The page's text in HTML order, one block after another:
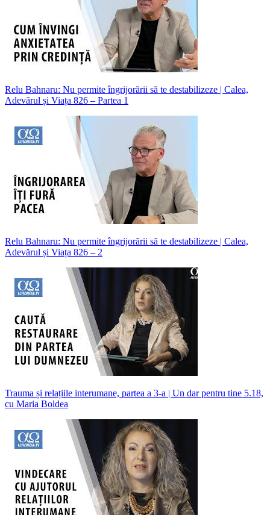
Relu Bahnaru: Nu permite îngrijorării să te destabilizeze | Calea,
Adevărul și Viața 826 – Partea 1
Relu Bahnaru: Nu permite îngrijorării să te destabilizeze | Calea,
Adevărul și Viața 826 – 2
Trauma și relațiile interumane, partea a 3-a | Un dar pentru tine 5.18,
cu Maria Boldea